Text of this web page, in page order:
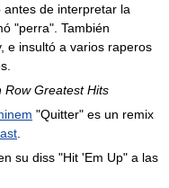
de interpretar la
"perra". También
e insultó a varios raperos
Row Greatest Hits
"Quitter" es un remix
su diss "Hit 'Em Up" a las